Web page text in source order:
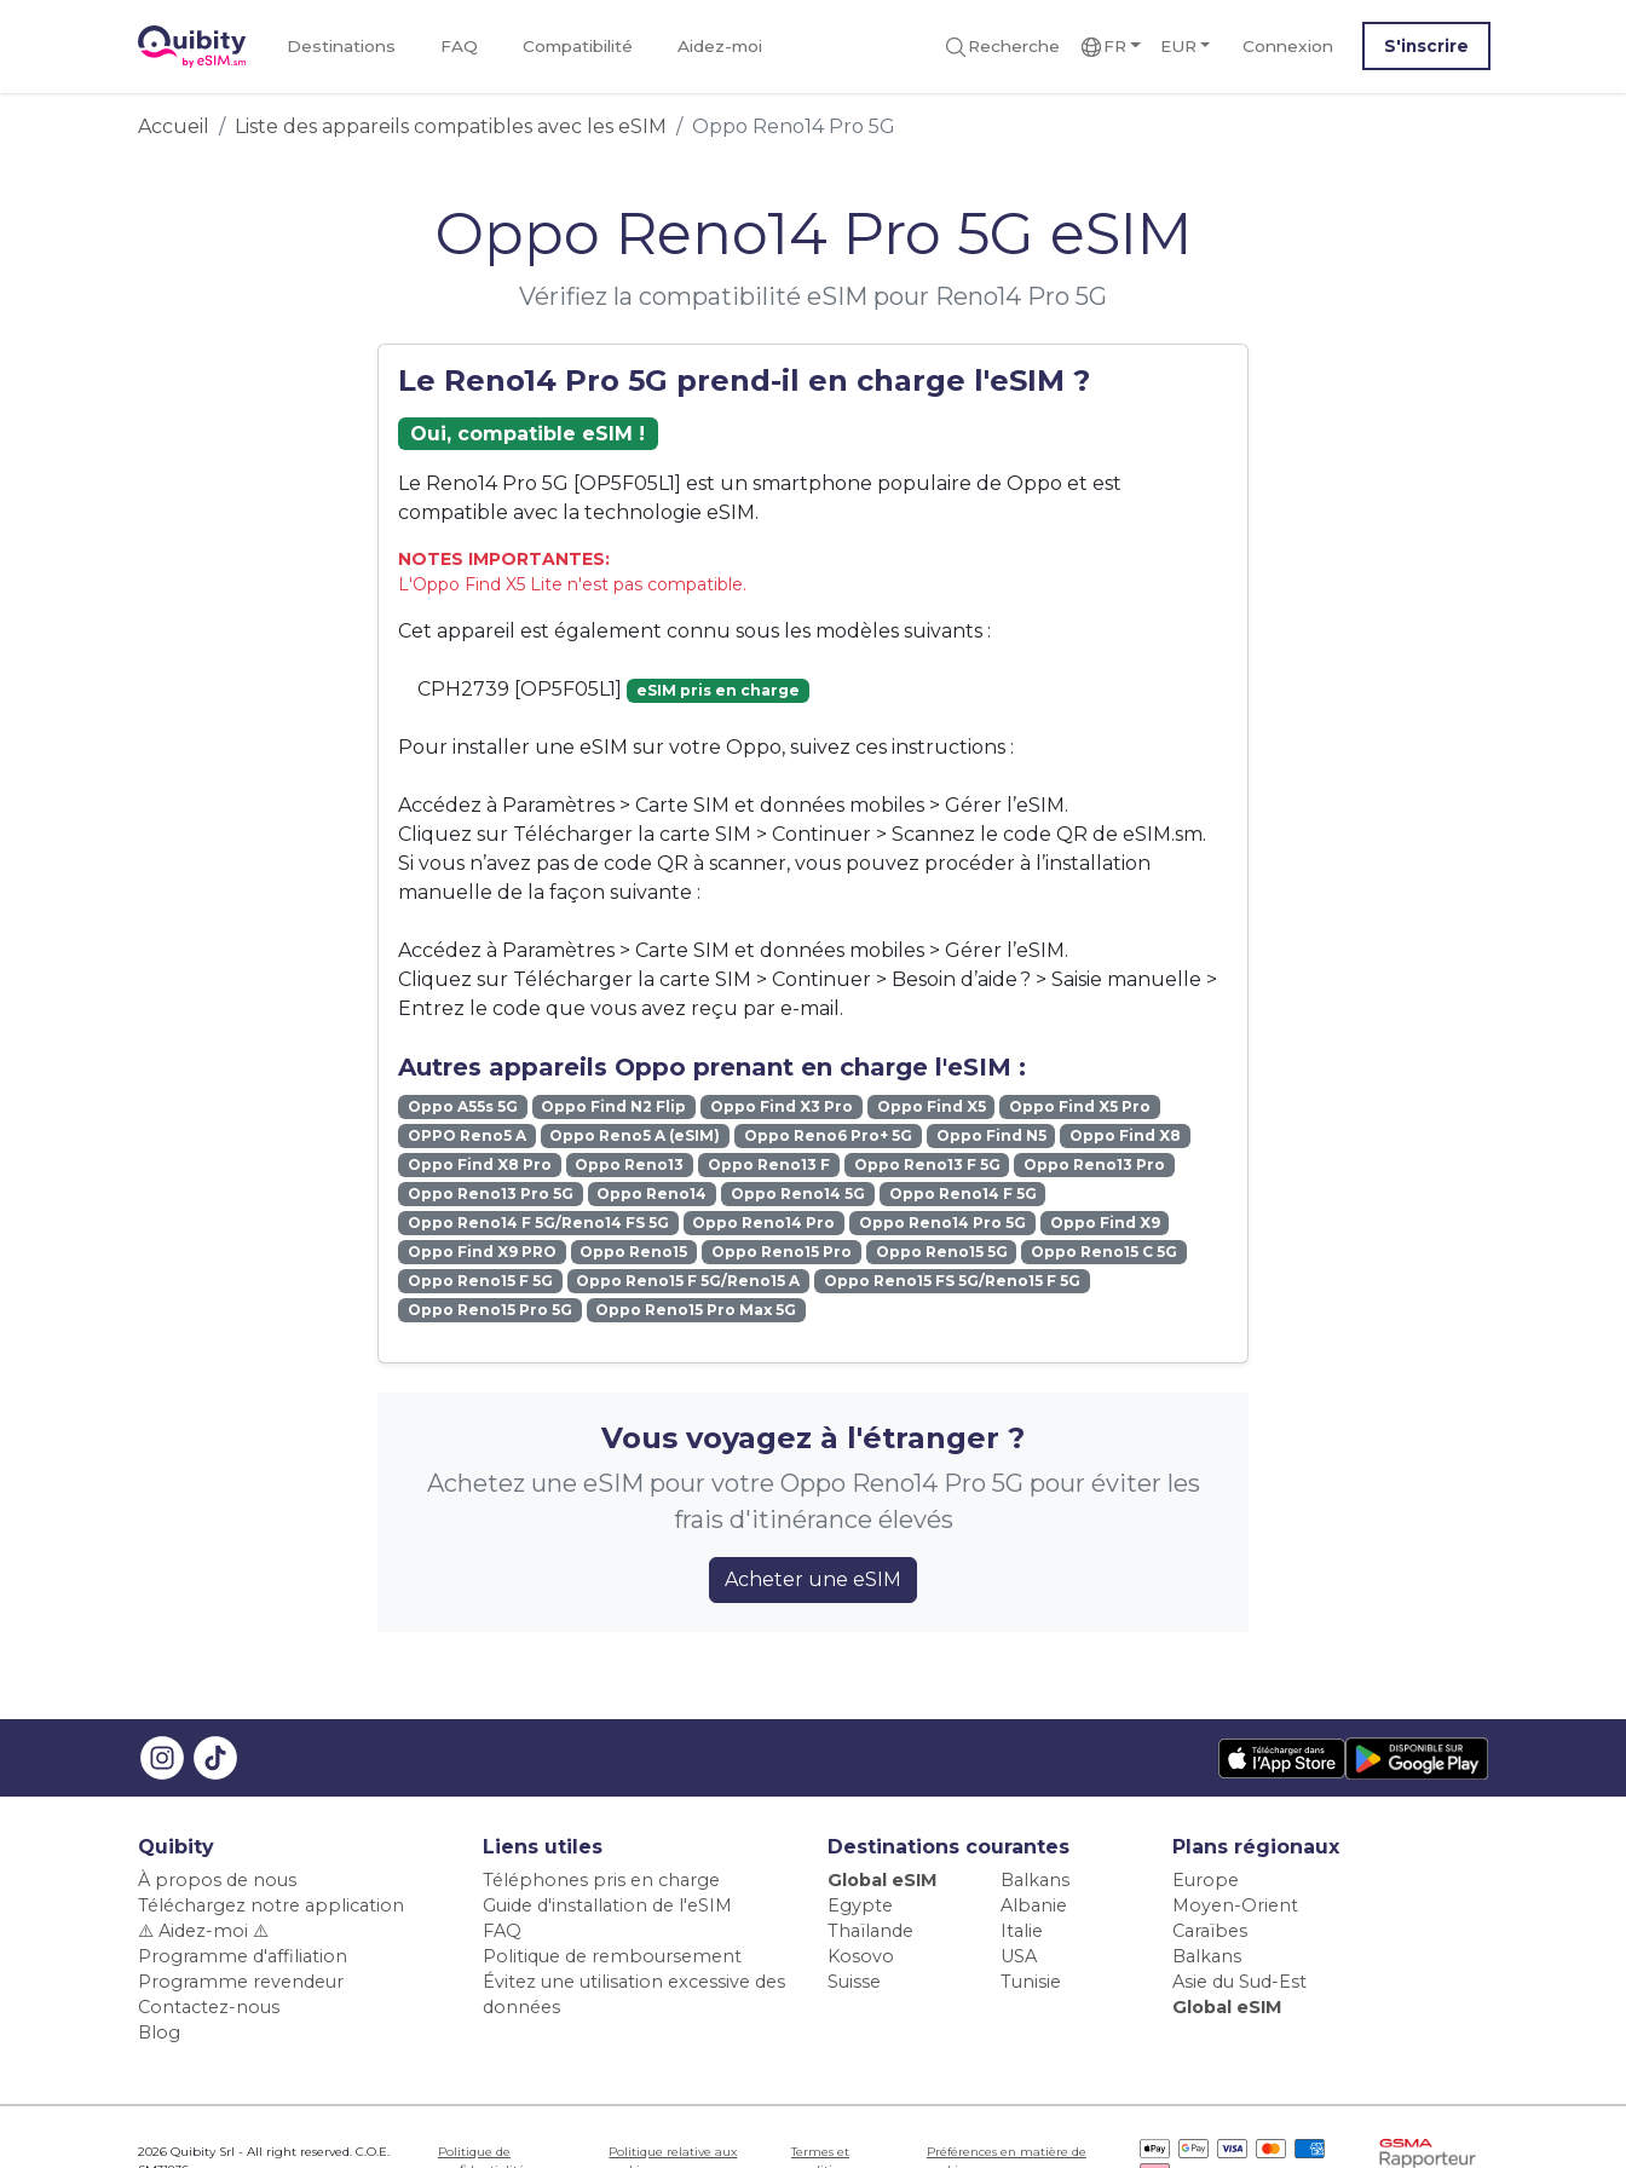
Destinations FAQ Compatibilité Aidez-moi Recherche FR EUR Connexion S'inscrire
Accueil Liste des appareils compatibles avec les eSIM Oppo Reno14 Pro 5G
Oppo Reno14 Pro 5G eSIM
Vérifiez la compatibilité eSIM pour Reno14 Pro 5G
Le Reno14 Pro 5G prend-il en charge l'eSIM ?
Oui, compatible eSIM !
Le Reno14 Pro 5G [OP5F05L1] est un smartphone populaire de Oppo et est
compatible avec la technologie eSIM.
NOTES IMPORTANTES:
L'Oppo Find X5 Lite n'est pas compatible.
Cet appareil est également connu sous les modèles suivants :
CPH2739 [OP5F05L1] eSIM pris en charge
Pour installer une eSIM sur votre Oppo, suivez ces instructions :
Accédez à Paramètres > Carte SIM et données mobiles > Gérer l’eSIM.
Cliquez sur Télécharger la carte SIM > Continuer > Scannez le code QR de eSIM.sm.
Si vous n’avez pas de code QR à scanner, vous pouvez procéder à l’installation
manuelle de la façon suivante :
Accédez à Paramètres > Carte SIM et données mobiles > Gérer l’eSIM.
Cliquez sur Télécharger la carte SIM > Continuer > Besoin d’aide ? > Saisie manuelle >
Entrez le code que vous avez reçu par e-mail.
Autres appareils Oppo prenant en charge l'eSIM :
Oppo A55s 5G Oppo Find N2 Flip Oppo Find X3 Pro Oppo Find X5
Oppo Find X5 Pro
OPPO Reno5 A
Oppo Reno5 A (eSIM) Oppo Reno6 Pro+ 5G Oppo Find N5
Oppo Find X8
Oppo Find X8 Pro
Oppo Reno13 Oppo Reno13 F Oppo Reno13 F 5G
Oppo Reno13 Pro
Oppo Reno13 Pro 5G
Oppo Reno14 Oppo Reno14 5G
Oppo Reno14 F 5G
Oppo Reno14 F 5G/Reno14 FS 5G
Oppo Reno14 Pro Oppo Reno14 Pro 5G
Oppo Find X9
Oppo Find X9 PRO
Oppo Reno15 Oppo Reno15 Pro Oppo Reno15 5G
Oppo Reno15 C 5G
Oppo Reno15 F 5G
Oppo Reno15 F 5G/Reno15 A
Oppo Reno15 FS 5G/Reno15 F 5G
Oppo Reno15 Pro 5G
Oppo Reno15 Pro Max 5G
Vous voyagez à l'étranger ?
Achetez une eSIM pour votre Oppo Reno14 Pro 5G pour éviter les
frais d'itinérance élevés
Acheter une eSIM
Quibity
À propos de nous
Téléchargez notre application
⚠️ Aidez-moi ⚠️
Programme d'affiliation
Programme revendeur
Contactez-nous
Blog
Liens utiles
Téléphones pris en charge
Guide d'installation de l'eSIM
FAQ
Politique de remboursement
Évitez une utilisation excessive des
données
Destinations courantes
Global eSIM
Balkans
Egypte
Albanie
Thaïlande
Italie
Kosovo
USA
Suisse
Tunisie
Plans régionaux
Europe
Moyen-Orient
Caraïbes
Balkans
Asie du Sud-Est
Global eSIM
2026 Quibity Srl - All right reserved. C.O.E.
Politique de
Politique relative aux
Termes et
Préférences en matière de